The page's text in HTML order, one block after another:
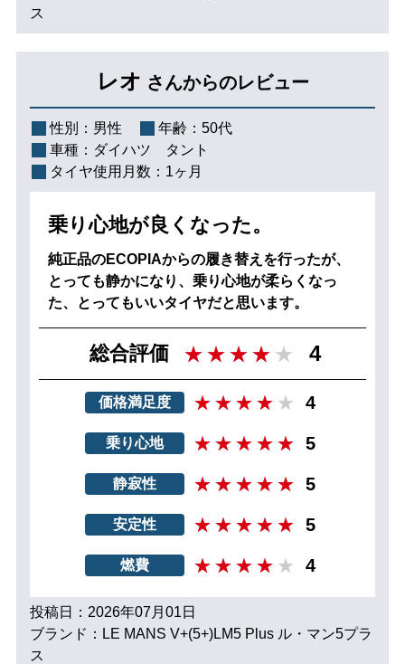
ス
レオ さんからのレビュー
性別： 男性 年齢： 50代
車種： ダイハツ タント
タイヤ使用月数： 1ヶ月
乗り心地が良くなった。
純正品のECOPIAからの履き替えを行ったが、
とっても静かになり、乗り心地が柔らくなっ
た、とってもいいタイヤだと思います。
総合評価 4
価格満足度 4
乗り心地 5
静寂性 5
安定性 5
燃費 4
投稿日：2026年07月01日
ブランド：LE MANS V+(5+)LM5 Plus ル・マン5プラ
ス